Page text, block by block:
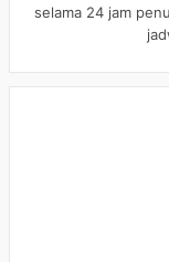
selama 24 jam